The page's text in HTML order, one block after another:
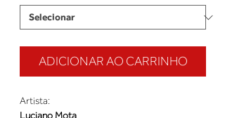
ADICIONAR AO CARRINHO
Artista:
Luciano Mota